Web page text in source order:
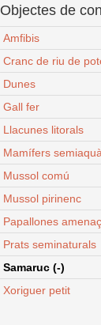
Objectes de
Amfibis
Cranc de riu de
Dunes
Gall fer
Llacunes litorals
Mamífers
Mussol comú
Mussol pirinenc
Papallones
Prats seminaturals
Samaruc (-)
Xoriguer petit